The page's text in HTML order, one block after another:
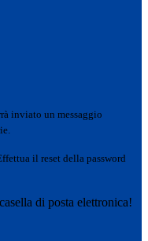
inviato un messaggio
il reset della password
di posta elettronica!